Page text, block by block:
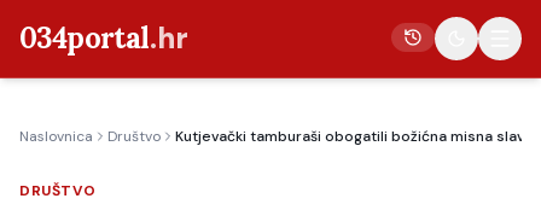
034portal.hr
Crna kronika
Naslovnica Društvo Kutjevački tamburaši obogatili božićna misna
DRUŠTVO